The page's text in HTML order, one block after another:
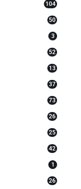
104
50
3
52
13
37
73
26
25
42
1
26